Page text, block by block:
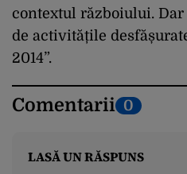
contextul războiului.
de activitățile
2014”.
Comentarii 0
LASĂ UN RĂSPUNS